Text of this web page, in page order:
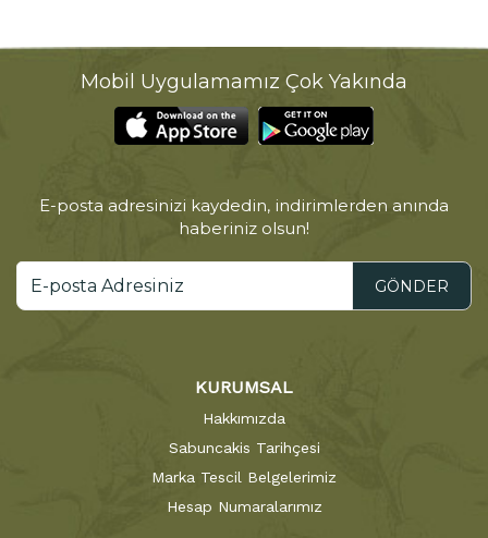
Mobil Uygulamamız Çok Yakında
E-posta adresinizi kaydedin, indirimlerden anında
haberiniz olsun!
GÖNDER
KURUMSAL
Hakkımızda
Sabuncakis Tarihçesi
Marka Tescil Belgelerimiz
Hesap Numaralarımız